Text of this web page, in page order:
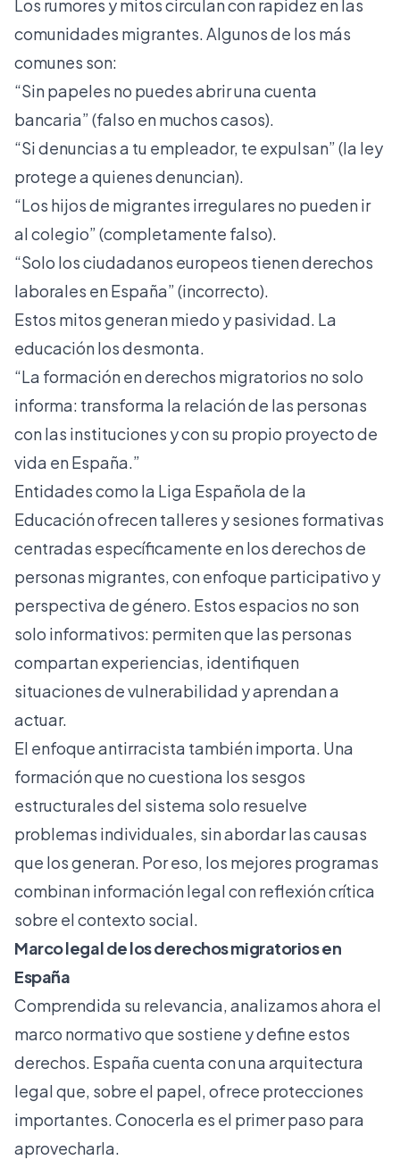
Los rumores y mitos circulan con rapidez en las
comunidades migrantes. Algunos de los más
comunes son:
“Sin papeles no puedes abrir una cuenta
bancaria” (falso en muchos casos).
“Si denuncias a tu empleador, te expulsan” (la ley
protege a quienes denuncian).
“Los hijos de migrantes irregulares no pueden ir
al colegio” (completamente falso).
“Solo los ciudadanos europeos tienen derechos
laborales en España” (incorrecto).
Estos mitos generan miedo y pasividad. La
educación los desmonta.
“La formación en derechos migratorios no solo
informa: transforma la relación de las personas
con las instituciones y con su propio proyecto de
vida en España.”
Entidades como la Liga Española de la
Educaciónofrecen talleres y sesiones formativas
centradas específicamente en los derechos de
personas migrantes, con enfoque participativo y
perspectiva de género. Estos espacios no son
solo informativos: permiten que las personas
compartan experiencias, identifiquen
situaciones de vulnerabilidad y aprendan a
actuar.
El enfoque antirracista también importa. Una
formación que no cuestiona los sesgos
estructurales del sistema solo resuelve
problemas individuales, sin abordar las causas
que los generan. Por eso, los mejores programas
combinan información legal con reflexión crítica
sobre el contexto social.
Marco legal de los derechos migratorios en
España
Comprendida su relevancia, analizamos ahora el
marco normativo que sostiene y define estos
derechos. España cuenta con una arquitectura
legal que, sobre el papel, ofrece protecciones
importantes. Conocerla es el primer paso para
aprovecharla.